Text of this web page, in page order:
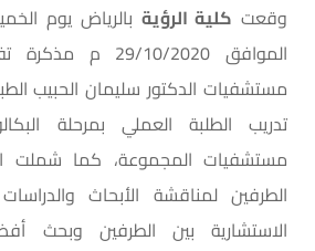
وقعت كلية الرؤية
الموافق 29/10/
مستشفيات الدكتور سليمان الحبيب
تدريب الطلبة العملي بمرحلة
مستشفيات المجموعة، كما شملت
الطرفين لمناقشة الأبحاث
الاستشارية بين الطرفين وبحث